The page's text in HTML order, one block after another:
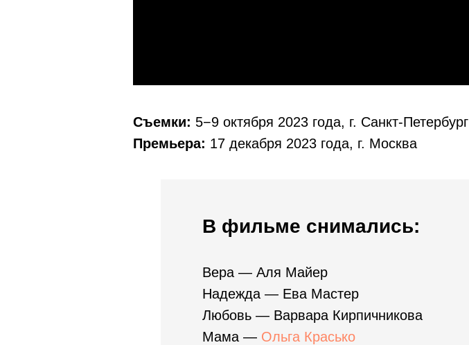
Съемки: 5−9 октября 2023 года, г. Санкт-Петербург
Премьера: 17 декабря 2023 года, г. Москва
В фильме снимались:
Вера — Аля Майер
Надежда — Ева Мастер
Любовь — Варвара Кирпичникова
Мама — Ольга Красько